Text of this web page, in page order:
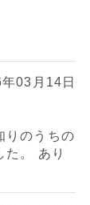
03月14日
りのうちの
た。 あり